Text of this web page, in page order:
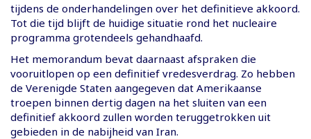
tijdens de onderhandelingen over het definitieve akkoord.
Tot die tijd blijft de huidige situatie rond het nucleaire
programma grotendeels gehandhaafd.
Het memorandum bevat daarnaast afspraken die
vooruitlopen op een definitief vredesverdrag. Zo hebben
de Verenigde Staten aangegeven dat Amerikaanse
troepen binnen dertig dagen na het sluiten van een
definitief akkoord zullen worden teruggetrokken uit
gebieden in de nabijheid van Iran.